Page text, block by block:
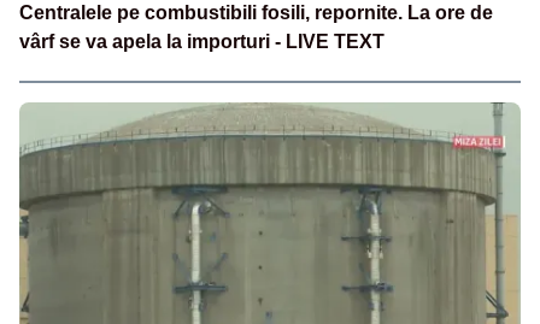
Centralele pe combustibili fosili, repornite. La ore de
vârf se va apela la importuri - LIVE TEXT